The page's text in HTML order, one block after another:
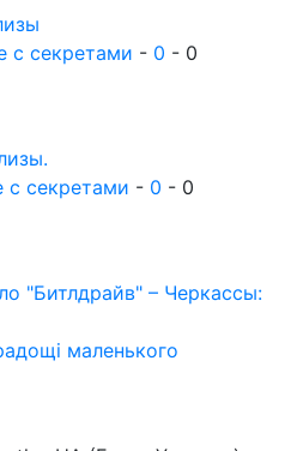
с секретами - 0 - 0
с секретами - 0 - 0
"Битлдрайв" – Черкассы:
маленького